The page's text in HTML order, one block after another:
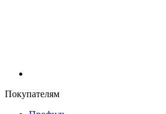
Покупателям